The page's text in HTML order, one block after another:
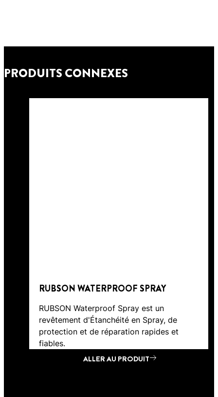
PRODUITS CONNEXES
RUBSON WATERPROOF SPRAY
RUBSON Waterproof Spray est un
revêtement d'Étanchéité en Spray, de
protection et de réparation rapides et
fiables.
ALLER AU PRODUIT